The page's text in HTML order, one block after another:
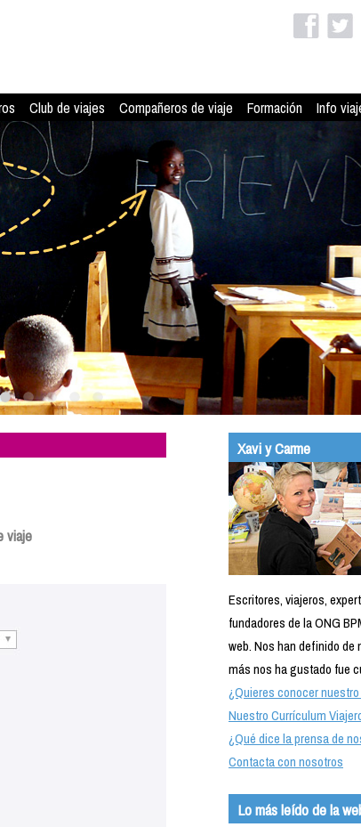
Club de viajes Compañeros de viaje Formación Info
viaje
Xavi y Carme
Escritores, viajeros,
fundadores de la ONG
web. Nos han definido de
más nos ha gustado fue
¿Quieres conocer
Nuestro Currículum
¿Qué dice la prensa de
Contacta con nosotros
Lo más leído de la